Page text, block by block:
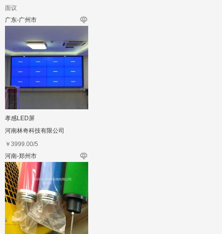
面议
广东-广州市
孝感LED屏
河南林奇科技有限公司
￥ 3999.00/5
河南-郑州市